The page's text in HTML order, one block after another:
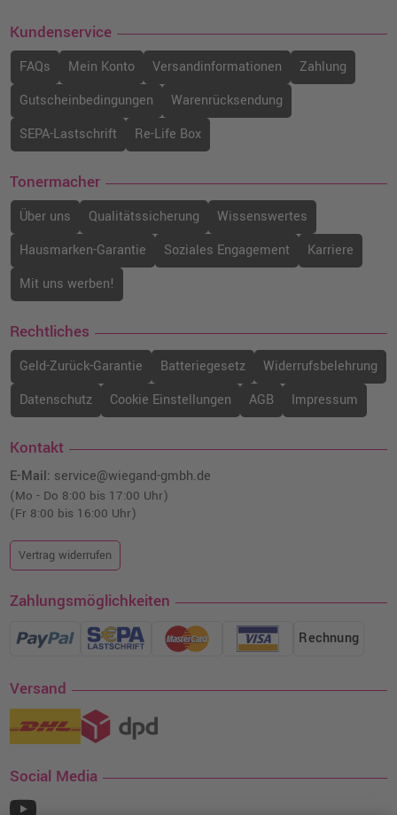
Kundenservice
FAQs Mein Konto Versandinformationen
Zahlung
Gutscheinbedingungen
Warenrücksendung
SEPA-Lastschrift
Re-Life Box
Tonermacher
Über uns Qualitätssicherung
Wissenswertes
Hausmarken-Garantie
Soziales Engagement
Karriere
Mit uns werben!
Rechtliches
Geld-Zurück-Garantie Batteriegesetz
Widerrufsbelehrung
Datenschutz
Cookie Einstellungen AGB Impressum
Kontakt
E-Mail: service@wiegand-gmbh.de
(Mo - Do 8:00 bis 17:00 Uhr)
(Fr 8:00 bis 16:00 Uhr)
Vertrag widerrufen
Zahlungsmöglichkeiten
Rechnung
Versand
Social Media